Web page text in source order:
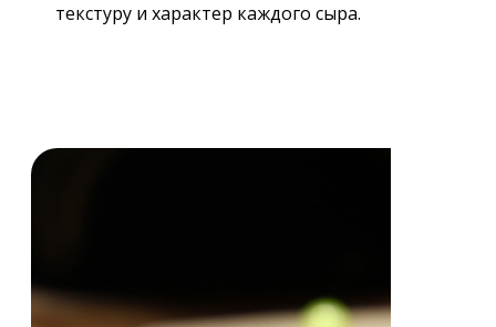
текстуру и характер каждого сыра.